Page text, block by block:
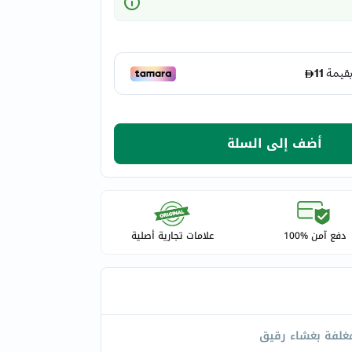
أضف إلى السلة
دفع آمن %100 علامات تجارية أصلية
بغشاء رقيق